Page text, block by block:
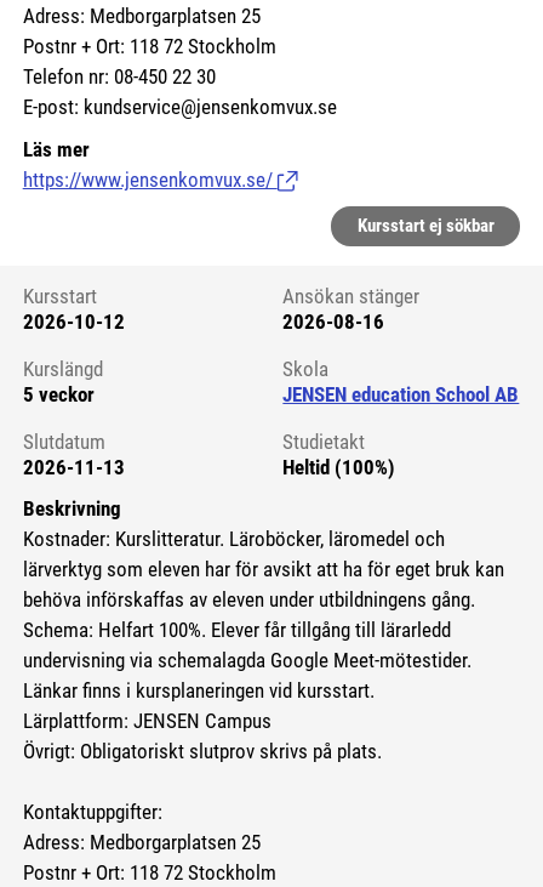
Adress: Medborgarplatsen 25
Postnr + Ort: 118 72 Stockholm
Telefon nr: 08-450 22 30
E-post: kundservice@jensenkomvux.se
Läs mer
https://www.jensenkomvux.se/ (Länk till extern sida.)
Kursstart ej sökbar
Kursstart 6083012
Kursstart
2026-10-12
Ansökan stänger
2026-08-16
Kurslängd
5 veckor
Skola
JENSEN education School AB
Slutdatum
2026-11-13
Studietakt
Heltid (100%)
Beskrivning
Kostnader: Kurslitteratur. Läroböcker, läromedel och
lärverktyg som eleven har för avsikt att ha för eget bruk kan
behöva införskaffas av eleven under utbildningens gång.
Schema: Helfart 100%. Elever får tillgång till lärarledd
undervisning via schemalagda Google Meet-mötestider.
Länkar finns i kursplaneringen vid kursstart.
Lärplattform: JENSEN Campus
Övrigt: Obligatoriskt slutprov skrivs på plats.
Kontaktuppgifter:
Adress: Medborgarplatsen 25
Postnr + Ort: 118 72 Stockholm